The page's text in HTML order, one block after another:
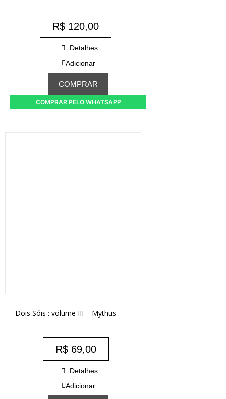
R$ 120,00
Detalhes
Adicionar
COMPRAR
COMPRAR PELO WHATSAPP
Dois Sóis : volume III – Mythus
R$69,00
Detalhes
Adicionar